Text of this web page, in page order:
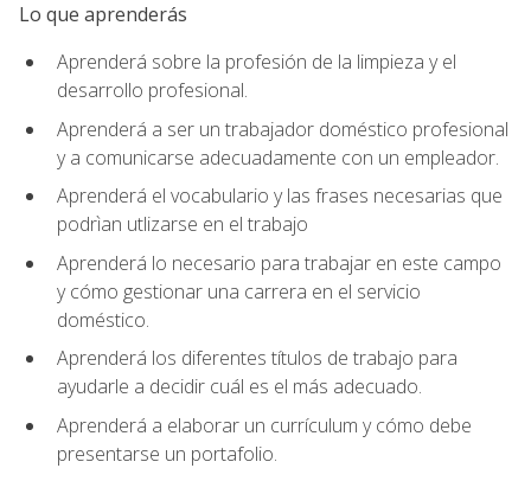
Lo que aprenderás
Aprenderá sobre la profesión de la limpieza y el
desarrollo profesional.
Aprenderá a ser un trabajador doméstico profesional
y a comunicarse adecuadamente con un empleador.
Aprenderá el vocabulario y las frases necesarias que
podrìan utlizarse en el trabajo
Aprenderá lo necesario para trabajar en este campo
y cómo gestionar una carrera en el servicio
doméstico.
Aprenderá los diferentes títulos de trabajo para
ayudarle a decidir cuál es el más adecuado.
Aprenderá a elaborar un currículum y cómo debe
presentarse un portafolio.